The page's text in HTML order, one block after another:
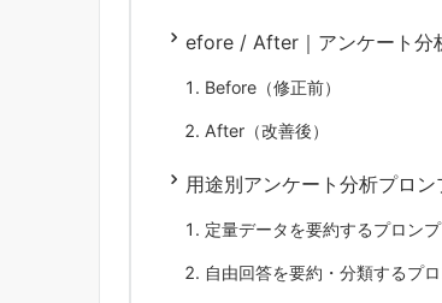
efore / After｜アンケート分
Before（修正前）
After（改善後）
用途別アンケート分析プロン
定量データを要約するプロン
自由回答を要約・分類するプ